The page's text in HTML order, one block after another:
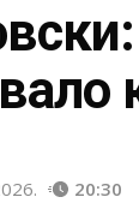
20:30